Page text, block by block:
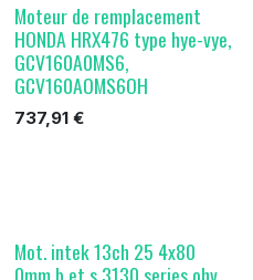
Moteur de remplacement
HONDA HRX476 type hye-vye,
GCV160A0MS6,
GCV160AOMS6OH
737,91€
Mot. intek 13ch 25 4x80